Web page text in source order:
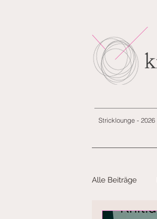
Stricklounge - 2026
Alle Beiträge